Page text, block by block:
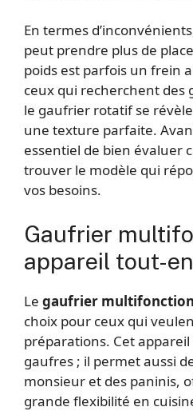
En termes
peut prendre plus de
poids est parfois un frein
ceux qui recherchent des
le gaufrier rotatif se
une texture parfaite.
essentiel de bien évaluer
trouver le modèle qui
vos besoins.
Gaufrier
appareil tout-
Le gaufrier multifonction
choix pour ceux qui
préparations. Cet
gaufres ; il permet aussi
monsieur et des paninis,
grande flexibilité en